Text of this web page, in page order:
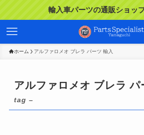
輸入車パーツの通販ショッ
ホーム アルファロメオ ブレラ パーツ 輸入
アルファロメオ ブレラ パ
tag –